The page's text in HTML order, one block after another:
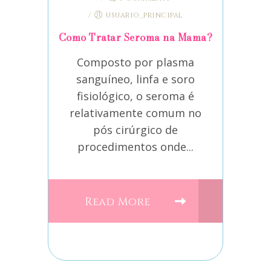
/
usuario_principal
Como Tratar Seroma na Mama?
Composto por plasma
sanguíneo, linfa e soro
fisiológico, o seroma é
relativamente comum no
pós cirúrgico de
procedimentos onde...
Read More